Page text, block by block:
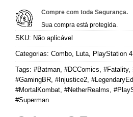
Compre com toda Segurança.
Sua compra está protegida.
SKU: Não aplicável
Categorias: Combo Luta PlayStation 4
Tags: #Batman #DCComics #Fatality,
#GamingBR #Injustice2
#MortalKombat #NetherRealms
#Superman